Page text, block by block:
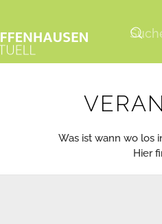
Was ist wann wo los
Hier